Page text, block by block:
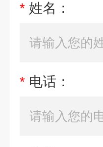
* 姓名：
* 电话：